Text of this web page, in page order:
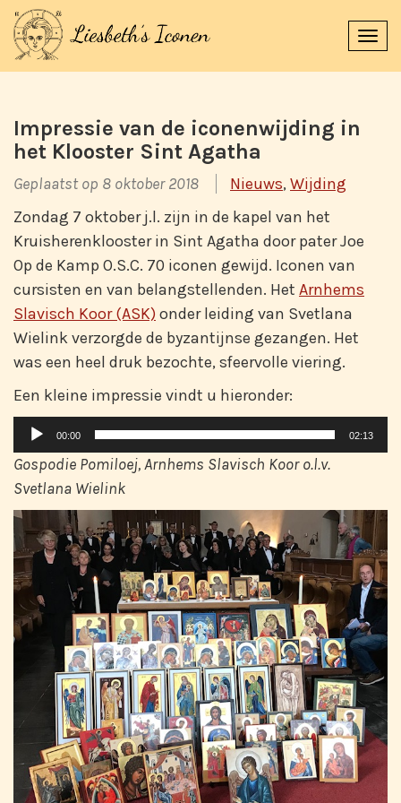
Impressie van de iconenwijding in
het Klooster Sint Agatha
Geplaatst op 8 oktober 2018 Nieuws,Wijding
Zondag 7 oktober j.l. zijn in de kapel van het
Kruisherenklooster in Sint Agatha door pater Joe
Op de Kamp O.S.C. 70 iconen gewijd. Iconen van
cursisten en van belangstellenden. Het Arnhems
Slavisch Koor (ASK) onder leiding van Svetlana
Wielink verzorgde de byzantijnse gezangen. Het
was een heel druk bezochte, sfeervolle viering.
Een kleine impressie vindt u hieronder:
Audiospeler
00:00 02:13
Gospodie Pomiloej, Arnhems Slavisch Koor o.l.v.
Svetlana Wielink